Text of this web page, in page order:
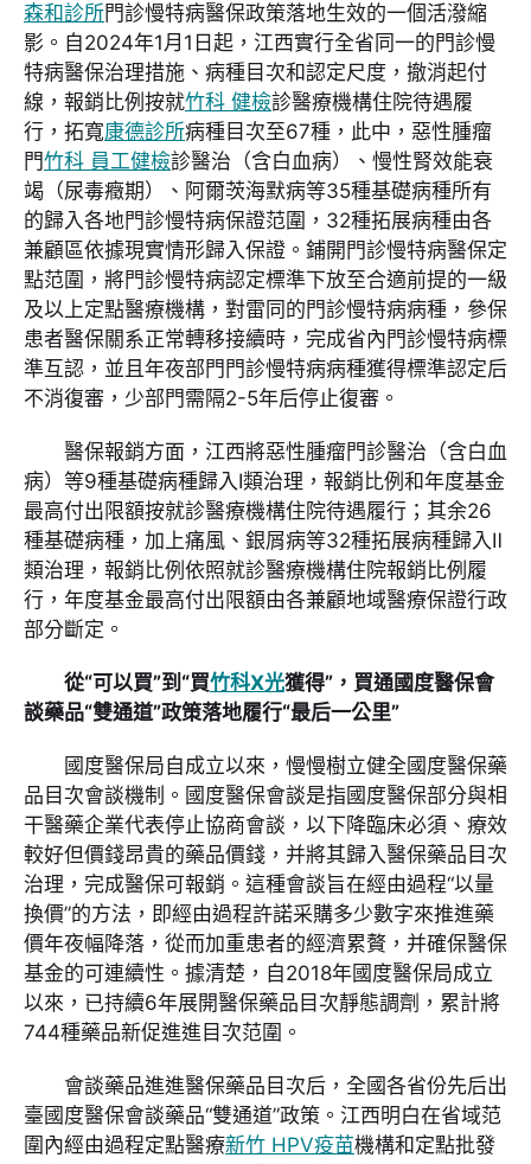
森和診所門診慢特病醫保政策落地生效的一個活潑縮
影。自2024年1月1日起，江西實行全省同一的門診慢
特病醫保治理措施、病種目次和認定尺度，撤消起付
線，報銷比例按就竹科 健檢診醫療機構住院待遇履
行，拓寬康德診所病種目次至67種，此中，惡性腫瘤
門竹科 員工健檢診醫治（含白血病）、慢性腎效能衰
竭（尿毒癥期）、阿爾茨海默病等35種基礎病種所有
的歸入各地門診慢特病保證范圍，32種拓展病種由各
兼顧區依據現實情形歸入保證。鋪開門診慢特病醫保定
點范圍，將門診慢特病認定標準下放至合適前提的一級
及以上定點醫療機構，對雷同的門診慢特病病種，參保
患者醫保關系正常轉移接續時，完成省內門診慢特病標
準互認，並且年夜部門門診慢特病病種獲得標準認定后
不消復審，少部門需隔2-5年后停止復審。
醫保報銷方面，江西將惡性腫瘤門診醫治（含白血
病）等9種基礎病種歸入Ⅰ類治理，報銷比例和年度基金
最高付出限額按就診醫療機構住院待遇履行；其余26
種基礎病種，加上痛風、銀屑病等32種拓展病種歸入Ⅱ
類治理，報銷比例依照就診醫療機構住院報銷比例履
行，年度基金最高付出限額由各兼顧地域醫療保證行政
部分斷定。
從“可以買”到“買竹科X光獲得”，買通國度醫保會
談藥品“雙通道”政策落地履行“最后一公里”
國度醫保局自成立以來，慢慢樹立健全國度醫保藥
品目次會談機制。‌‌國度醫保會談是指國度醫保部分與相
干‌醫藥企業代表停止協商會談，以下降臨床必須、療效
較好但價錢昂貴的藥品價錢，并將其歸入醫保藥品目次
治理，完成醫保可報銷。‌這種會談旨在經由過程“以量
換價”的方法，即經由過程許諾采購多少數字來推進藥
價年夜幅降落，從而加重患者的經濟累贅，并確保醫保
基金的可連續性。據清楚，自2018年國度醫保局成立
以來，已持續6年展開醫保藥品目次靜態調劑，累計將
744種藥品新促進進目次范圍。
會談藥品進進醫保藥品目次后，全國各省份先后出
臺國度醫保會談藥品“雙通道”政策。江西明白在省域范
圍內經由過程定點醫療新竹 HPV疫苗機構和定點批發